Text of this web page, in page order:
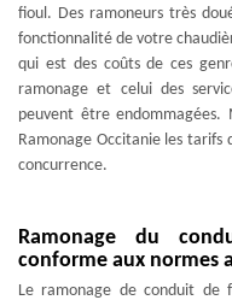
fioul. Des ramoneurs très
fonctionnalité de votre
qui est des coûts de ces
ramonage et celui des
peuvent être endommagées.
Ramonage Occitanie les
concurrence.
Ramonage du
conforme aux normes
Le ramonage de conduit de